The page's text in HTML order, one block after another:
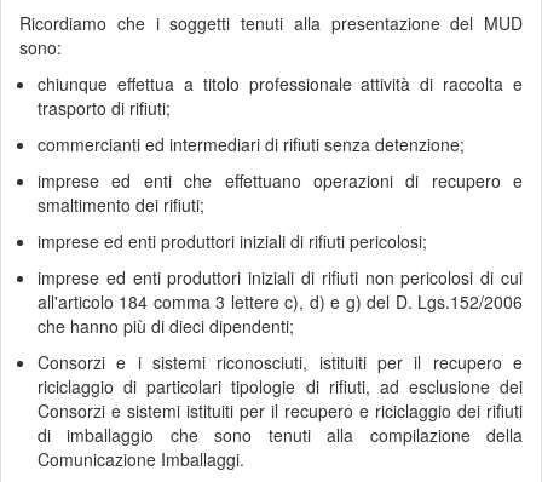
Ricordiamo che i soggetti tenuti alla presentazione del MUD
sono:
chiunque effettua a titolo professionale attività di raccolta e
trasporto di rifiuti;
commercianti ed intermediari di rifiuti senza detenzione;
imprese ed enti che effettuano operazioni di recupero e
smaltimento dei rifiuti;
imprese ed enti produttori iniziali di rifiuti pericolosi;
imprese ed enti produttori iniziali di rifiuti non pericolosi di cui
all'articolo 184 comma 3 lettere c), d) e g) del D. Lgs.152/2006
che hanno più di dieci dipendenti;
Consorzi e i sistemi riconosciuti, istituiti per il recupero e
riciclaggio di particolari tipologie di rifiuti, ad esclusione dei
Consorzi e sistemi istituiti per il recupero e riciclaggio dei rifiuti
di imballaggio che sono tenuti alla compilazione della
Comunicazione Imballaggi.